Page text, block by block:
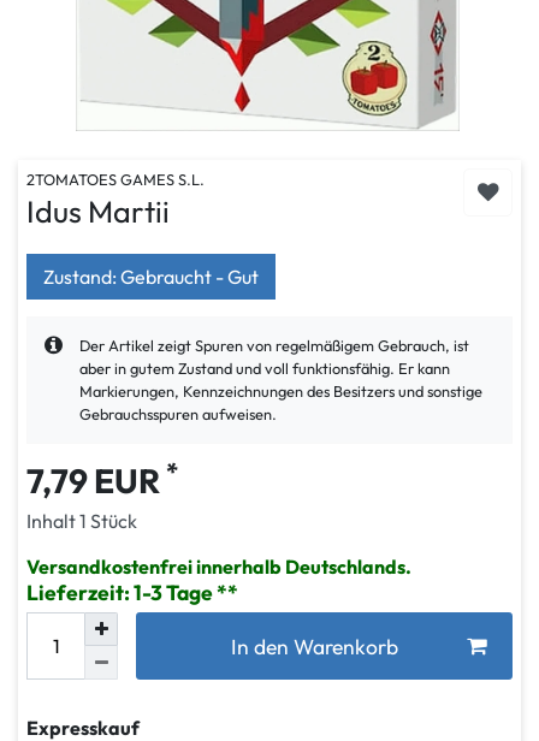
2TOMATOES GAMES S.L.
Idus Martii
Zustand: Gebraucht - Gut
Der Artikel zeigt Spuren von regelmäßigem Gebrauch, ist
aber in gutem Zustand und voll funktionsfähig. Er kann
Markierungen, Kennzeichnungen des Besitzers und sonstige
Gebrauchsspuren aufweisen.
7,79 EUR *
Inhalt1 Stück
Versandkostenfrei innerhalb Deutschlands.
Lieferzeit: 1-3 Tage
In den Warenkorb
Expresskauf